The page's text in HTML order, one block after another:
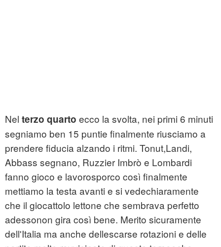
Nel terzo quarto ecco la svolta, nei primi 6 minuti
segniamo ben 15 puntie finalmente riusciamo a
prendere fiducia alzando i ritmi. Tonut,Landi,
Abbass segnano, Ruzzier Imbrò e Lombardi
fanno gioco e lavorosporco così finalmente
mettiamo la testa avanti e si vedechiaramente
che il giocattolo lettone che sembrava perfetto
adessonon gira così bene. Merito sicuramente
dell'Italia ma anche dellescarse rotazioni e delle